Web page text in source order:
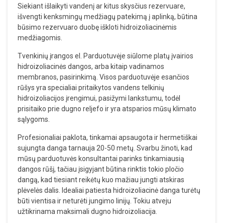
Siekiant išlaikyti vandenį ar kitus skysčius rezervuare,
išvengti kenksmingų medžiagų patekimą į aplinką, būtina
būsimo rezervuaro duobę iškloti hidroizoliacinėmis
medžiagomis.
Tvenkinių įrangos el. Parduotuvėje siūlome platų įvairios
hidroizoliacinės dangos, arba kitaip vadinamos
membranos, pasirinkimą. Visos parduotuvėje esančios
rūšys yra specialiai pritaikytos vandens telkinių
hidroizoliacijos įrengimui, pasižymi lankstumu, todėl
prisitaiko prie dugno reljefo ir yra atsparios mūsų klimato
sąlygoms.
Profesionaliai paklota, tinkamai apsaugota ir hermetiškai
sujungta danga tarnauja 20-50 metų. Svarbu žinoti, kad
mūsų parduotuvės konsultantai parinks tinkamiausią
dangos rūšį, tačiau įsigyjant būtina rinktis tokio pločio
dangą, kad tiesiant reikėtų kuo mažiau jungti atskiras
plėvelės dalis. Idealiai patiesta hidroizoliacinė danga turėtų
būti vientisa ir neturėti jungimo linijų. Tokiu atveju
užtikrinama maksimali dugno hidroizoliacija.